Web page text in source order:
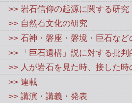
>> 岩石信仰の起源に関する研究
>> 自然石文化の研究
>> 石神・磐座・磐境・巨石など
>> 「巨石遺構」説に対する批判
>> 人が岩石を見た時、接した時
>> 連載
>> 講演・講義・発表